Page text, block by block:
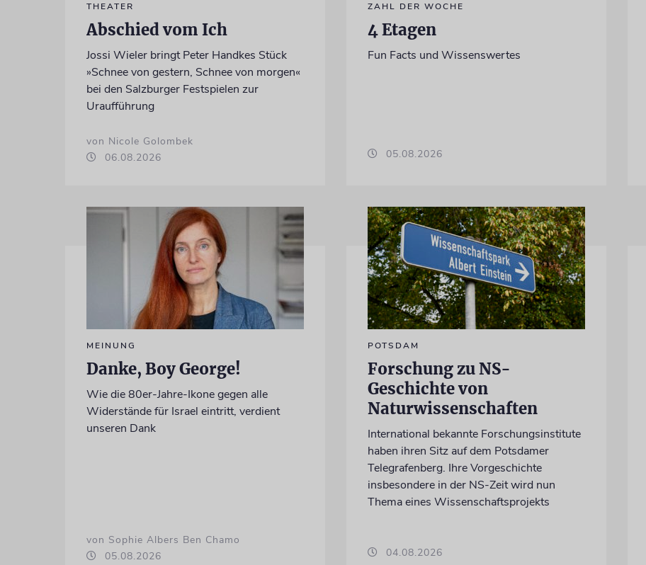
THEATER
Abschied vom Ich
Jossi Wieler bringt Peter Handkes Stück
»Schnee von gestern, Schnee von morgen«
bei den Salzburger Festspielen zur
Uraufführung
von Nicole Golombek
06.08.2026
ZAHL DER WOCHE
4 Etagen
Fun Facts und Wissenswertes
05.08.2026
MEINUNG
Danke, Boy George!
Wie die 80er-Jahre-Ikone gegen alle
Widerstände für Israel eintritt, verdient
unseren Dank
von Sophie Albers Ben Chamo
05.08.2026
POTSDAM
Forschung zu NS-
Geschichte von
Naturwissenschaften
International bekannte Forschungsinstitute
haben ihren Sitz auf dem Potsdamer
Telegrafenberg. Ihre Vorgeschichte
insbesondere in der NS-Zeit wird nun
Thema eines Wissenschaftsprojekts
04.08.2026